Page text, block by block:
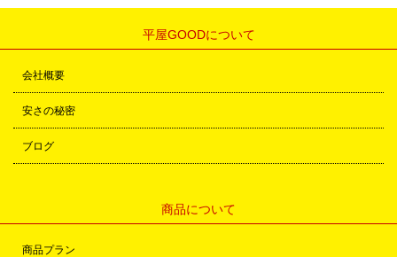
平屋GOODについて
会社概要
安さの秘密
ブログ
商品について
商品プラン